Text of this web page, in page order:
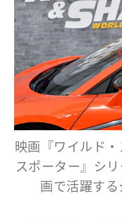
映画『ワイルド
スポーター』シ
画で活躍する